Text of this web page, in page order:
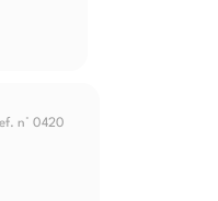
n° 0420